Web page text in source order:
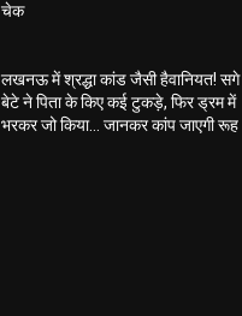
चेक
लखनऊ में श्रद्धा कांड जैसी हैवानियत! सगे
बेटे ने पिता के किए कई टुकड़े, फिर ड्रम में
भरकर जो किया… जानकर कांप जाएगी रूह